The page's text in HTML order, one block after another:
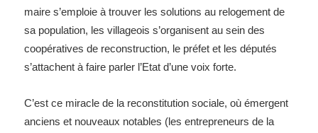
maire s’emploie à trouver les solutions au relogement de
sa population, les villageois s’organisent au sein des
coopératives de reconstruction, le préfet et les députés
s’attachent à faire parler l’Etat d’une voix forte.
C’est ce miracle de la reconstitution sociale, où émergent
anciens et nouveaux notables (les entrepreneurs de la